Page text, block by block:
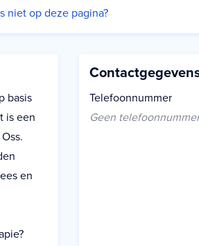
niet op deze pagina?
basis
is een
en
Telefoonnummer
Geen